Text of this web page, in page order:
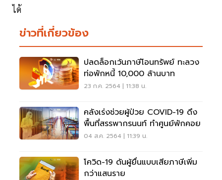
ได้
ข่าวที่เกี่ยวข้อง
ปลดล็อกเว้นภาษีโอนทรัพย์ ทะลวง
ท่อพักหนี้ 10,000 ล้านบาท
23 ก.ค. 2564 | 11:38 น.
คลังเร่งช่วยผู้ป่วย COVID-19 ดึง
พื้นที่สรรพากรนนท์ ทำศูนย์พักคอย
04 ส.ค. 2564 | 11:39 น.
โควิด-19 ดันผู้ยื่นแบบเสียภาษีเพิ่ม
กว่าแสนราย